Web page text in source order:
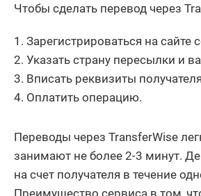
Чтобы сделать перевод через
Зарегистрироваться на сайте
Указать страну пересылки и
Вписать реквизиты
Оплатить операцию.
Переводы через TransferWise
занимают не более 2-3 минут.
на счет получателя в течение
Преимущество сервиса в том,